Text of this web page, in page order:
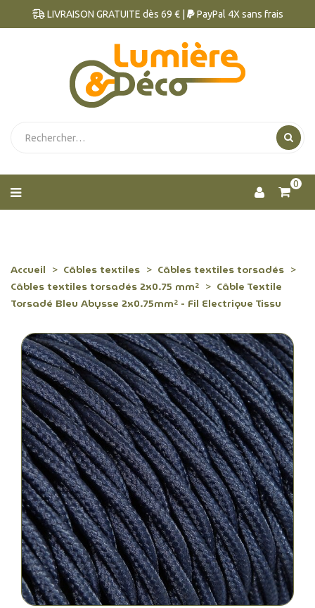
LIVRAISON GRATUITE dès 69 € | PayPal 4X sans frais
0
Accueil Câbles textiles
Câbles textiles torsadés
Câbles textiles torsadés 2x0.75 mm²
Câble Textile
Torsadé Bleu Abysse 2x0.75mm² - Fil Electrique Tissu